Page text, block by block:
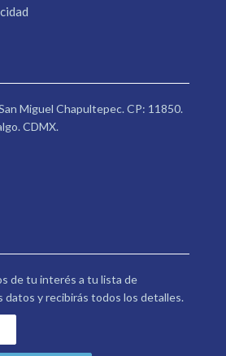
Miguel Chapultepec. CP: 11850.
CDMX.
de tu interés a tu lista de
datos y recibirás todos los detalles.